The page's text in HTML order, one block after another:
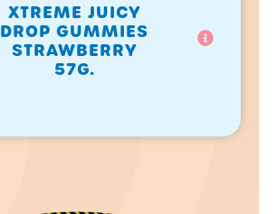
XTREME JUICY
DROP GUMMIES
STRAWBERRY
57G.